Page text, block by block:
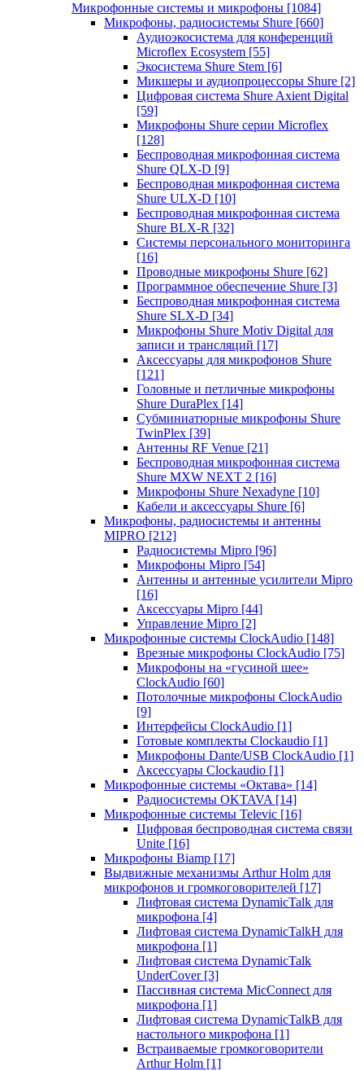
Микрофонные системы и микрофоны [1084]
Микрофоны, радиосистемы Shure [660]
Аудиоэкосистема для конференций
Microflex Ecosystem [55]
Экосистема Shure Stem [6]
Микшеры и аудиопроцессоры Shure [2]
Цифровая система Shure Axient Digital
[59]
Микрофоны Shure серии Microflex
[128]
Беспроводная микрофонная система
Shure QLX-D [9]
Беспроводная микрофонная система
Shure ULX-D [10]
Беспроводная микрофонная система
Shure BLX-R [32]
Системы персонального мониторинга
[16]
Проводные микрофоны Shure [62]
Программное обеспечение Shure [3]
Беспроводная микрофонная система
Shure SLX-D [34]
Микрофоны Shure Motiv Digital для
записи и трансляций [17]
Аксессуары для микрофонов Shure
[121]
Головные и петличные микрофоны
Shure DuraPlex [14]
Субминиатюрные микрофоны Shure
TwinPlex [39]
Антенны RF Venue [21]
Беспроводная микрофонная система
Shure MXW NEXT 2 [16]
Микрофоны Shure Nexadyne [10]
Кабели и аксессуары Shure [6]
Микрофоны, радиосистемы и антенны
MIPRO [212]
Радиосистемы Mipro [96]
Микрофоны Mipro [54]
Антенны и антенные усилители Mipro
[16]
Аксессуары Mipro [44]
Управление Mipro [2]
Микрофонные системы ClockAudio [148]
Врезные микрофоны ClockAudio [75]
Микрофоны на «гусиной шее»
ClockAudio [60]
Потолочные микрофоны ClockAudio
[9]
Интерфейсы ClockAudio [1]
Готовые комплекты Clockaudio [1]
Микрофоны Dante/USB ClockAudio [1]
Аксессуары Clockaudio [1]
Микрофонные системы «Октава» [14]
Радиосистемы OKTAVA [14]
Микрофонные системы Televic [16]
Цифровая беспроводная система связи
Unite [16]
Микрофоны Biamp [17]
Выдвижные механизмы Arthur Holm для
микрофонов и громкоговорителей [17]
Лифтовая система DynamicTalk для
микрофона [4]
Лифтовая система DynamicTalkH для
микрофона [1]
Лифтовая система DynamicTalk
UnderCover [3]
Пассивная система MicConnect для
микрофона [1]
Лифтовая система DynamicTalkB для
настольного микрофона [1]
Встраиваемые громкоговорители
Arthur Holm [1]